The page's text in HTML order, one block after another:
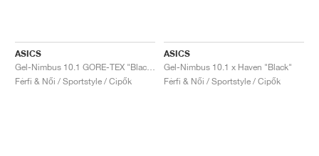
ASICS
Férfi & Női / Sportstyle / Cipők
ASICS
Gel-Nimbus 10.1 x Haven "Black"
Férfi & Női / Sportstyle / Cipők